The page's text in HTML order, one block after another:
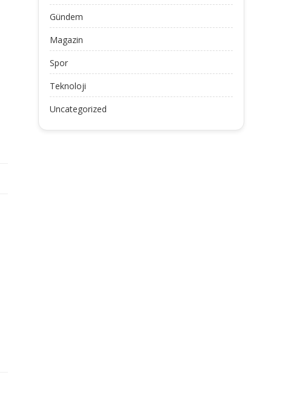
Gündem
Magazin
Spor
Teknoloji
Uncategorized